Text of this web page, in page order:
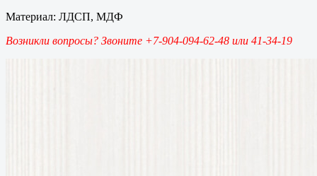
Материал: ЛДСП, МДФ
Возникли вопросы? Звоните +7-904-094-62-48 или 41-34-19